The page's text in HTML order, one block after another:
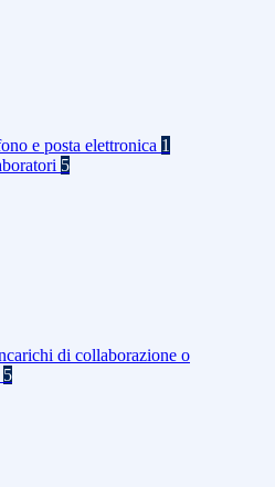
e posta elettronica 1
5
di collaborazione o
5